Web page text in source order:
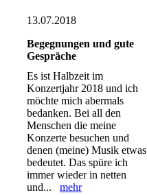
13.07.2018
Begegnungen und gute
Gespräche
Es ist Halbzeit im
Konzertjahr 2018 und ich
möchte mich abermals
bedanken. Bei all den
Menschen die meine
Konzerte besuchen und
denen (meine) Musik etwas
bedeutet. Das spüre ich
immer wieder in netten
und... mehr